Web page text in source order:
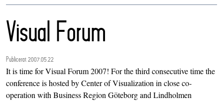
Visual Forum
Publicerat 2007.05.22
It is time for Visual Forum 2007! For the third consecutive time the
conference is hosted by Center of Visualization in close co-
operation with Business Region Göteborg and Lindholmen